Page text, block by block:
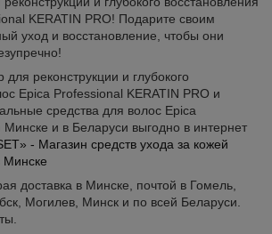
KERATIN PRO! Подарите своим
уход и восстановление, чтобы они
реконструкции и глубокого
Epica Professional KERATIN PRO и
средства для волос Epica
и в Беларуси выгодно в интернет
- Магазин средств ухода за кожей
Минске
доставка в Минске, почтой в Гомель,
Могилев, Минск и по всей Беларуси.